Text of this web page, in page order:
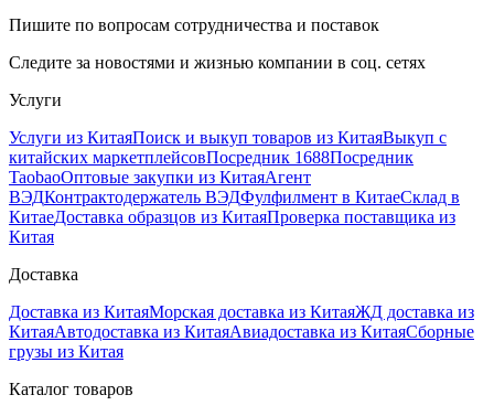
Пишите по вопросам сотрудничества и поставок
Следите за новостями и жизнью компании в соц. сетях
Услуги
Услуги из КитаяПоиск и выкуп товаров из КитаяВыкуп с
китайских маркетплейсовПосредник 1688Посредник
TaobaoОптовые закупки из КитаяАгент
ВЭДКонтрактодержатель ВЭДФулфилмент в КитаеСклад в
КитаеДоставка образцов из КитаяПроверка поставщика из
Китая
Доставка
Доставка из КитаяМорская доставка из КитаяЖД доставка из
КитаяАвтодоставка из КитаяАвиадоставка из КитаяСборные
грузы из Китая
Каталог товаров